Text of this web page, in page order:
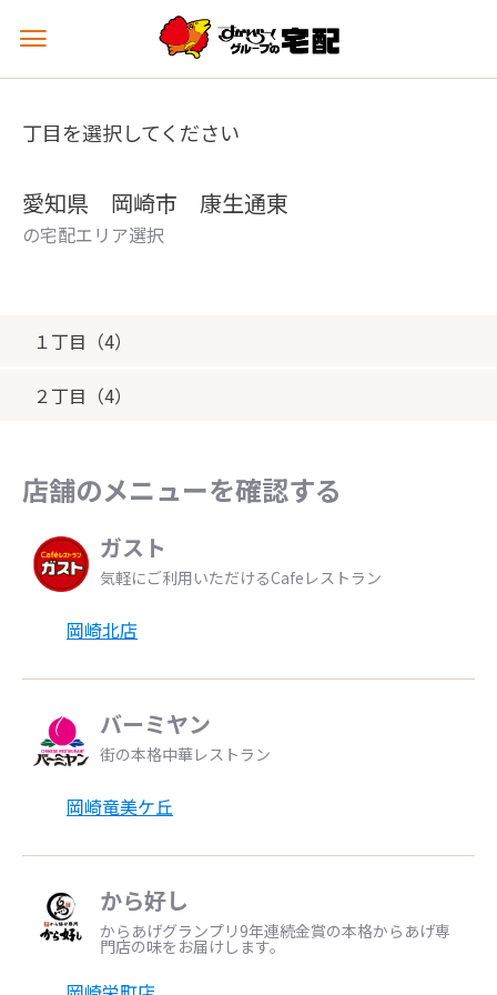
メ
ュ
を
丁目を選択してください
愛知県 岡崎市 康生通東
の宅配エリア選択
１丁目（4）
２丁目（4）
店舗のメニューを確認する
ガスト
気軽にご利用いただけるCafeレストラン
岡崎北店
バーミヤン
街の本格中華レストラン
岡崎竜美ケ丘
から好し
からあげグランプリ9年連続金賞の本格からあげ専
門店の味をお届けします。